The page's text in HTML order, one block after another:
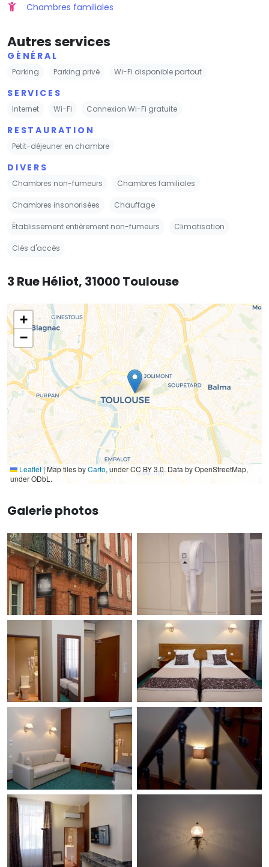
Chambres familiales
Autres services
GÉNÉRAL
Parking Parking privé Wi-Fi disponible partout
SERVICES
Internet Wi-Fi Connexion Wi-Fi gratuite
RESTAURATION
Petit-déjeuner en chambre
DIVERS
Chambres non-fumeurs Chambres familiales
Chambres insonorisées Chauffage
Établissement entièrement non-fumeurs Climatisation
Clés d'accès
3 Rue Héliot, 31000 Toulouse
+
−
Leaflet|Map tiles byCarto, under CC BY 3.0. Data by OpenStreetMap,
under ODbL.
Galerie photos